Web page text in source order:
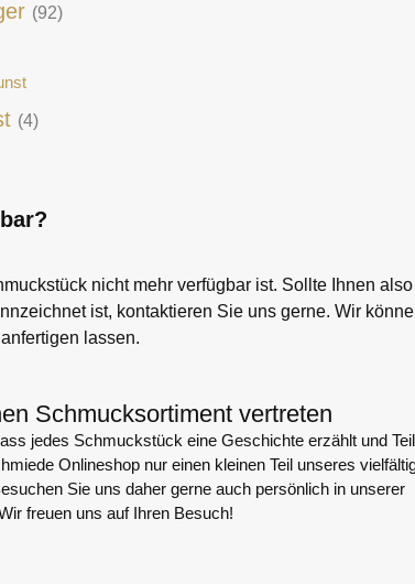
(92)
(4)
nicht mehr verfügbar ist. Sollte Ihnen also
ist, kontaktieren Sie uns gerne. Wir
lassen.
Schmucksortiment vertreten
jedes Schmuckstück eine Geschichte erzählt und Teil
Onlineshop nur einen kleinen Teil unseres
Sie uns daher gerne auch persönlich in unserer
freuen uns auf Ihren Besuch!